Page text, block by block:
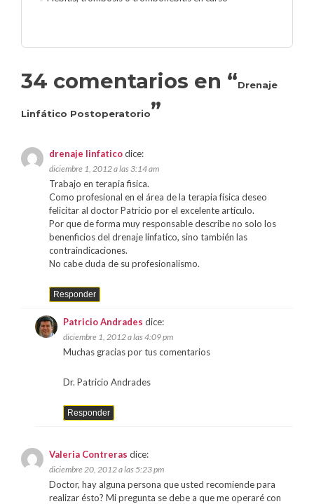
34 comentarios en “Drenaje
Linfático Postoperatorio”
drenaje linfaticodice:
diciembre 1, 2012 a las 3:14 am
Trabajo en terapia fisica.
Como profesional en el área de la terapia física deseo
felicitar al doctor Patricio por el excelente artículo.
Por que de forma muy responsable describe no solo los
benenficios del drenaje linfatico, sino también las
contraindicaciones.
No cabe duda de su profesionalismo.
Responder
Patricio Andrades dice:
diciembre 1, 2012 a las 4:09 pm
Muchas gracias por tus comentarios
Dr. Patricio Andrades
Responder
Valeria Contreras dice:
diciembre 20, 2012 a las 5:23 pm
Doctor, hay alguna persona que usted recomiende para
realizar ésto? Mi pregunta se debe a que me operaré con